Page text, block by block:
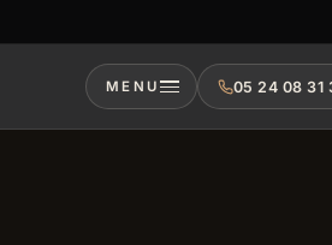
MENU 05 24 08 31